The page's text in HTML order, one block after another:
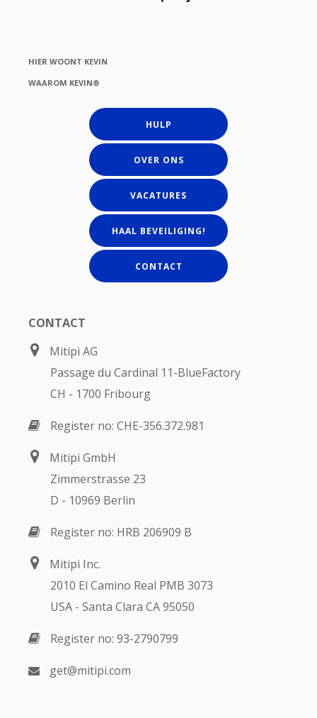
HIER WOONT KEVIN
WAAROM KEVIN®
HULP
OVER ONS
VACATURES
HAAL BEVEILIGING!
CONTACT
CONTACT
Mitipi AG
Passage du Cardinal 11-BlueFactory
CH - 1700 Fribourg
Register no: CHE-356.372.981
Mitipi GmbH
Zimmerstrasse 23
D - 10969 Berlin
Register no: HRB 206909 B
Mitipi Inc.
2010 El Camino Real PMB 3073
USA - Santa Clara CA 95050
Register no: 93-2790799
get@mitipi.com